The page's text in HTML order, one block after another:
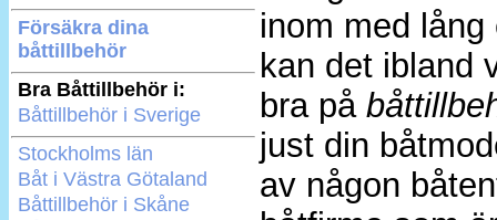
Försäkra dina
båttillbehör
Bra Båttillbehör i:
Båttillbehör i Sverige
Stockholms län
Båt i Västra Götaland
Båttillbehör i Skåne
inom med
kan det ibland
bra på
just din
av någon